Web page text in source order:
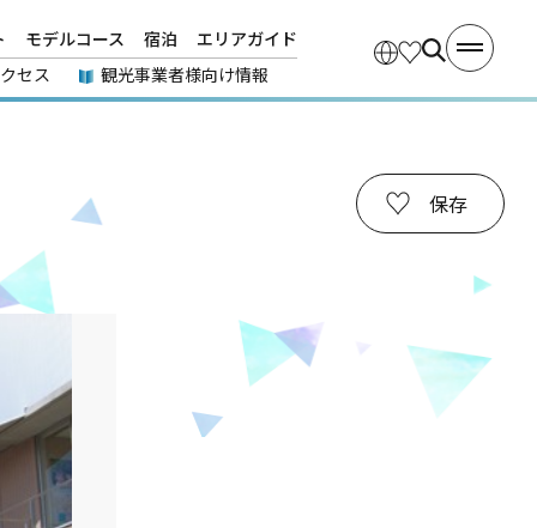
モデルコース 宿泊
エリアガイド
セス
観光事業者様向け情報
保存